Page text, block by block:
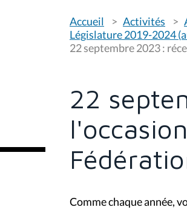
o
u
s
ê
Accueil Activités
Législature 2019-2024
22 septembre 2023 :
22
Comme chaque année,